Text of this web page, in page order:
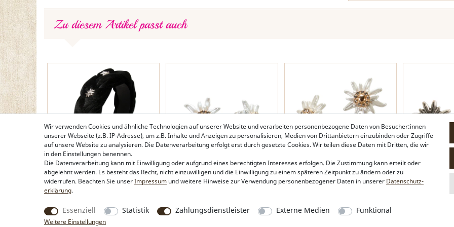
Zu diesem Artikel passt auch
Samt-Haarreif Flechtoptik &
Strass-Edelweiß (schwarz)
Ohrstecker Strass-Edelweiß
Greta mini (bicolor)
Ohrstecker Strass-Edelweiß
Greta mini Perle (bicolor)
Ohrstecker
(klar-kristall)
Wir verwenden Cookies und ähnliche Technologien auf unserer Website und verarbeiten personenbezogene Daten von Besucher:innen
unserer Webseite (z.B. IP-Adresse), um z.B. Inhalte und Anzeigen zu personalisieren, Medien von Drittanbietern einzubinden oder Zugriffe
auf unsere Website zu analysieren. Die Datenverarbeitung erfolgt erst durch gesetzte Cookies. Wir teilen diese Daten mit Dritten, die wir
in den Einstellungen benennen.
Die Datenverarbeitung kann mit Einwilligung oder aufgrund eines berechtigten Interesses erfolgen. Die Zustimmung kann erteilt oder
abgelehnt werden. Es besteht das Recht, nicht einzuwilligen und die Einwilligung zu einem späteren Zeitpunkt zu ändern oder zu
widerrufen. Beachten Sie unserImpressum und weitere Hinweise zur Verwendung personenbezogener Daten in unserer Daten­schutz­
erklärung.
Essenziell Statistik Zahlungsdienstleister Externe Medien Funktional
Weitere Einstellungen